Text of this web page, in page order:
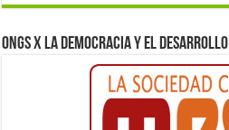
ONGs x la democracia y el desarrollo